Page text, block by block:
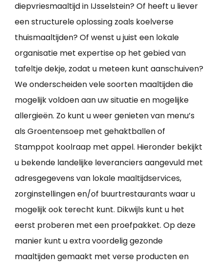
diepvriesmaaltijd in IJsselstein? Of heeft u liever
een structurele oplossing zoals koelverse
thuismaaltijden? Of wenst u juist een lokale
organisatie met expertise op het gebied van
tafeltje dekje, zodat u meteen kunt aanschuiven?
We onderscheiden vele soorten maaltijden die
mogelijk voldoen aan uw situatie en mogelijke
allergieën. Zo kunt u weer genieten van menu’s
als Groentensoep met gehaktballen of
Stamppot koolraap met appel. Hieronder bekijkt
u bekende landelijke leveranciers aangevuld met
adresgegevens van lokale maaltijdservices,
zorginstellingen en/of buurtrestaurants waar u
mogelijk ook terecht kunt. Dikwijls kunt u het
eerst proberen met een proefpakket. Op deze
manier kunt u extra voordelig gezonde
maaltijden gemaakt met verse producten en